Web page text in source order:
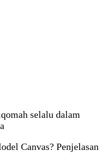
selalu dalam
Canvas? Penjelasan